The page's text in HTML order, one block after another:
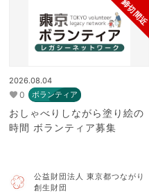
締切間近
2026.08.04
0 ボランティア
おしゃべりしながら塗り絵の
時間 ボランティア募集
公益財団法人 東京都つながり
創生財団